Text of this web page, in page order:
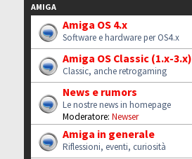
AMIGA
Amiga OS 4.x
Software e hardware per OS4.x
Amiga OS Classic (1.x-3.x)
Classic, anche retrogaming
News e rumors
Le nostre news in homepage
Moderatore: Newser
Amiga in generale
Riflessioni, eventi, curiosità